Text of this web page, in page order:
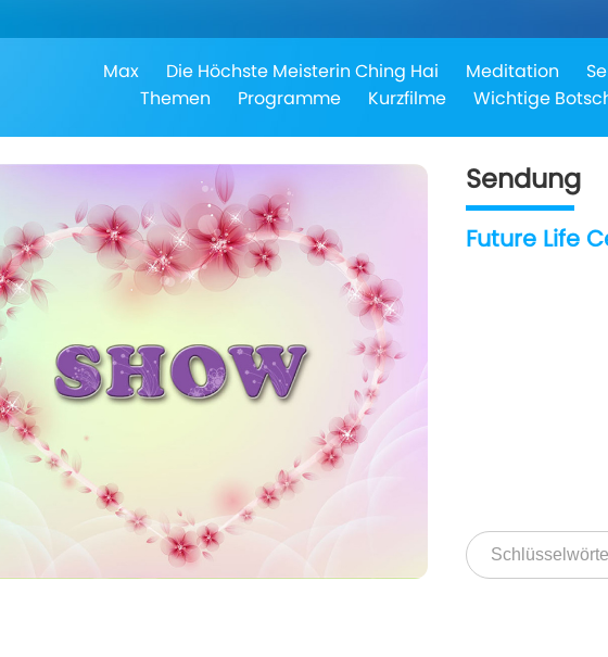
Max Die Höchste Meisterin Ching Hai Meditation
Themen
Programme Kurzfilme Wichtige
Sendung
Future Life